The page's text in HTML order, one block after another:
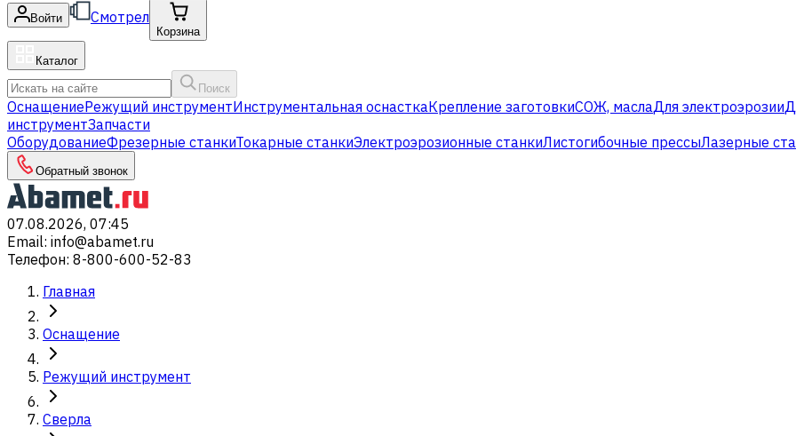
Войти Смотрел
Корзина
Каталог
Поиск
ОснащениеРежущий инструментИнструментальная оснасткаКрепление заготовкиСОЖ, маслаДля электроэрозии
инструментЗапчасти
ОборудованиеФрезерные станкиТокарные станкиЭлектроэрозионные станкиЛистогибочные прессыЛазерные
Обратный звонок
07.08.2026, 07:45
Email: info@abamet.ru
Телефон: 8-800-600-52-83
Главная
Оснащение
Режущий инструмент
Сверла